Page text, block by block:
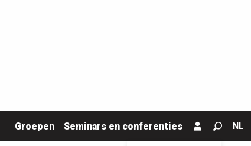
Groepen Seminars en conferenties
Zoek
NL